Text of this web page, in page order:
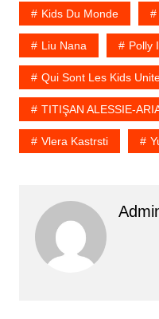
Kids Du Monde
Liu Nana Polly
Qui Sont Les Kids
TITIŞAN ALESSIE-
Vlera Kastrsti